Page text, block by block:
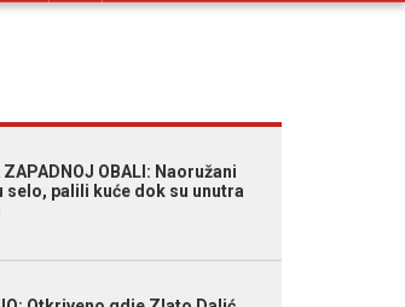
ZAPADNOJ OBALI: Naoružani
selo, palili kuće dok su unutra